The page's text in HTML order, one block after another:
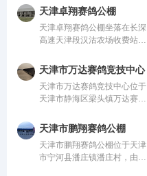
内。该公司是以经营现代都市
型设施农业产业为主的企业。
目前农庄占地600亩，已完成
投资800
天津卓翔赛鸽公棚
天津卓翔赛鸽公棚坐落在长深
高速天津段汉沽农场收费站以
城市不过100公里，全程高
速，交通便利，地理位置优
越，环境优美，适合赛鸽训
练、栖息、竞翔。
天津市万达赛鸽竞技中心
天津市万达赛鸽竞技中心位于
天津市静海区梁头镇万达赛鸽
管。该公棚以国际、国内先
进、科学合理的设计方案进行
建设，采用一体化钢架结构，
公棚长200米，
天津市鹏翔赛鸽公棚
天津市鹏翔赛鸽公棚位于天津
市宁河县潘庄镇潘庄村，由中